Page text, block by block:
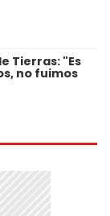
Tierras: "Es
no fuimos